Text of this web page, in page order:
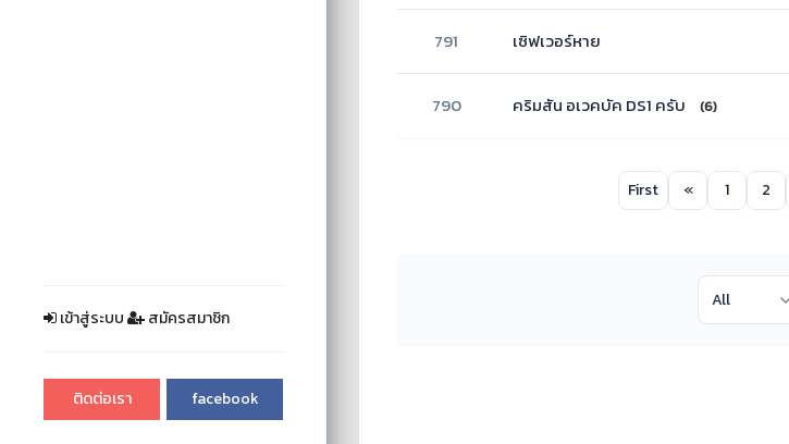
เข้าสู่ระบบ สมัครสมาชิก
ติดต่อเรา facebook
791 เซิฟเวอร์หาย
790 คริมสัน อเวคบัค DS1 ครับ (6)
First « 1 2